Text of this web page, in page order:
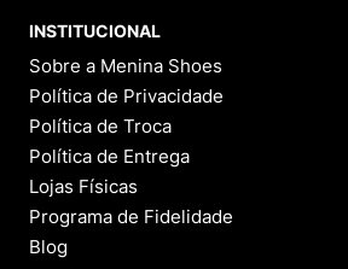
INSTITUCIONAL
Sobre a Menina Shoes
Política de Privacidade
Política de Troca
Política de Entrega
Lojas Físicas
Programa de Fidelidade
Blog
VEJA COUNTRY